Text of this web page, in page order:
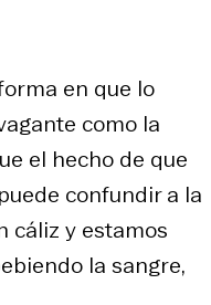
en que lo
como la
el hecho de que
confundir a la
cáliz y estamos
la sangre,